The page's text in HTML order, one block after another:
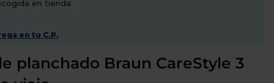
en tienda
en tu C.P.
planchado Braun CareStyle 3